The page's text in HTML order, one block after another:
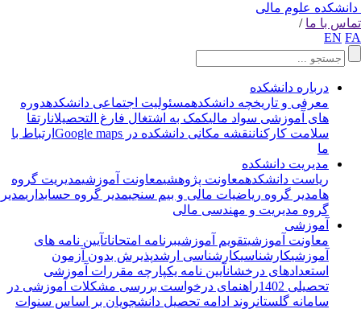
علوم مالی
با ما /
EN
درباره دانشکده
معرفی و تاریخچه دانشکدهمسئولیت اجتماعی دانشکدهدوره
های آموزشی سواد مالیکمک به اشتغال فارغ التحصیلانارتقا
سلامت کارکناننقشه مکانی دانشکده در Google maps
ارتباط با
ما
مدیریت دانشکده
ریاست دانشکدهمعاونت پژوهشیمعاونت آموزشیمدیریت گروه
هامدیر گروه ریاضیات مالی و بیم سنجیمدیر گروه حسابداریمدیر
گروه مدیریت و مهندسی مالی
آموزشی
معاونت آموزشیتقویم آموزشیبرنامه امتحاناتآیین نامه های
آموزشیکارشناسیکارشناسی ارشدپذیرش بدون آزمون
استعدادهای درخشانآیین نامه یکپارچه مقررات آموزشی
تحصیلی 1402
راهنمای درخواست بررسی مشکلات آموزشی در
سامانه گلستانروند ادامه تحصیل دانشجویان بر اساس سنوات